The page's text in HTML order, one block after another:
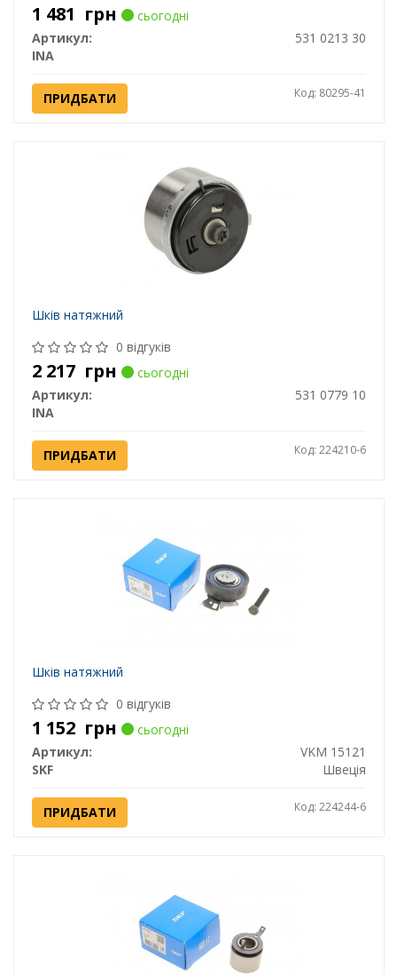
1 481 грн
сьогодні
Артикул:
531 0213 30
INA
ПРИДБАТИ Код: 80295-41
Шків натяжний
0 відгуків
2 217 грн
сьогодні
Артикул:
531 0779 10
INA
ПРИДБАТИ Код: 224210-6
Шків натяжний
0 відгуків
1 152 грн
сьогодні
Артикул:
VKM 15121
SKF
Швеція
ПРИДБАТИ Код: 224244-6